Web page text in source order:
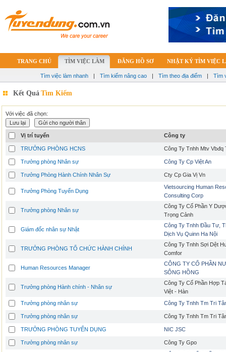
TRANG CHỦ TÌM VIỆC LÀM ĐĂNG HỒ SƠ NHẬT KÝ TÌM VIỆC
Tìm việc làm nhanh | Tìm kiếm nâng cao | Tìm theo địa điểm | Tìm
Kết Quả Tìm Kiếm
Với việc đã chọn:
Vị trí tuyển Công ty
TRƯỞNG PHÒNG HCNS Công Ty Tnhh Mtv Vbđq
Trưởng phòng Nhân sự Công Ty Cp Việt An
Trưởng Phòng Hành Chính Nhân Sự Cty Cp Gia Vị Vn
Trưởng Phòng Tuyển Dụng
Vietsourcing Human
Consulting Corp
Trưởng phòng Nhân sự
Công Ty Cố Phần Y
Trọng Cảnh
Giám đốc nhân sự Nhật
Công Ty Tnhh Đầu Tư,
Dịch Vụ Quinn Ha Nội
TRƯỞNG PHÒNG TỔ CHỨC HÀNH CHÍNH
Công Ty Tnhh Sợi Dệt
Comfor
Human Resources Manager
CÔNG TY CỔ PHẦN
SÔNG HỒNG
Trưởng phòng Hành chính - Nhân sự
Công Ty Cổ Phần Hợp
Việt - Hàn
Trưởng phòng nhân sự
Công Ty Tnhh Tm Tri
Trưởng phòng nhân sự Công Ty Tnhh Tm Tri
TRƯỞNG PHÒNG TUYỂN DỤNG NIC JSC
Trưởng phòng nhân sự Công Ty Gpo